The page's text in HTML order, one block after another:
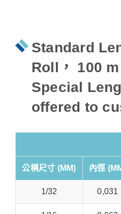
Standard
Roll， 100 m
Special
offered to
公稱尺寸 (MM) 內徑
1/32 0,031